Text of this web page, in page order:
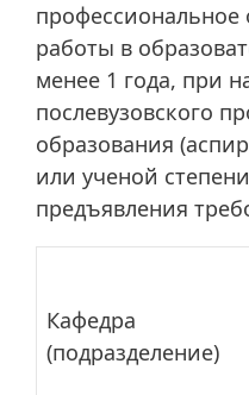
профессиональное
работы в
менее 1 года, при
послевузовского
образования
или ученой
предъявления
Кафедра
(подразделение)